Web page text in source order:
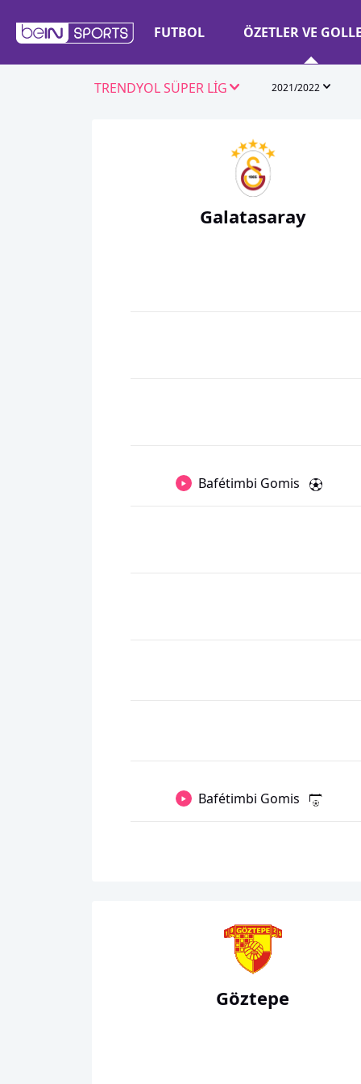
FUTBOL ÖZETLER VE
TRENDYOL SÜPER LİG 2021/2022
Galatasaray
Bafétimbi Gomis
Bafétimbi Gomis
Göztepe